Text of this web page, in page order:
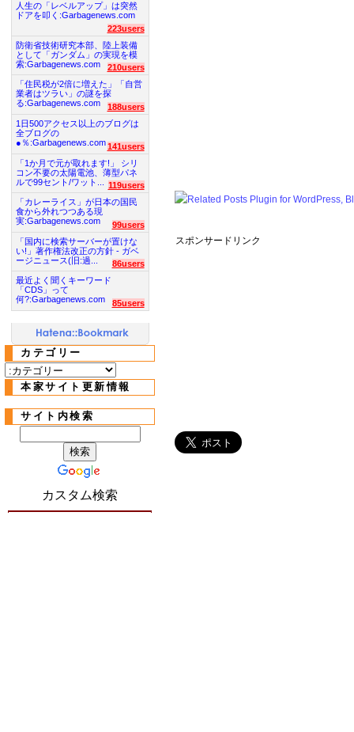
スポンサードリンク
人生の「レベルアップ」は突然
ドアを叩く:Garbagenews.com
223users
防衛省技術研究本部、陸上装備
として「ガンダム」の実現を模
索:Garbagenews.com
210users
「住民税が2倍に増えた」「自営
業者はツラい」の謎を探
る:Garbagenews.com
188users
1日500アクセス以上のブログは
全ブログの
●％:Garbagenews.com 141users
「1か月で元が取れます!」 シリ
コン不要の太陽電池、薄型パネ
ルで99セント/ワット...
119users
「カレーライス」が日本の国民
食から外れつつある現
実:Garbagenews.com
99users
「国内に検索サーバーが置けな
い!」著作権法改正の方針 - ガベ
ージニュース(旧:過...
86users
最近よく聞くキーワード
「CDS」って
何?:Garbagenews.com
85users
カテゴリー
本家サイト更新情報
サイト内検索
カスタム検索